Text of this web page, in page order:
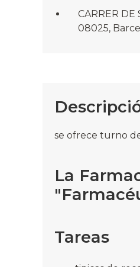
CARRER DE
08025,
se ofrece turno
La
Tareas